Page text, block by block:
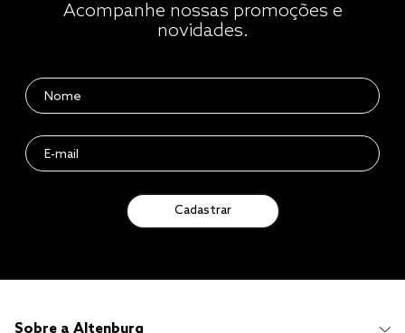
Acompanhe nossas promoções e
novidades.
Cadastrar
Sobre a Altenburg